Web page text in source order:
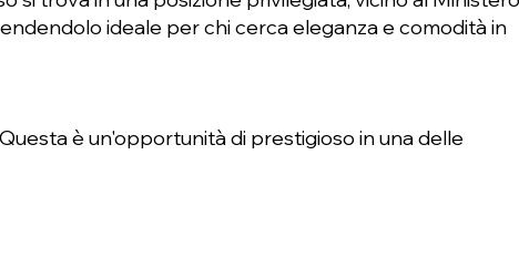
ideale per chi cerca eleganza e comodità in
è un'opportunità di prestigioso in una delle